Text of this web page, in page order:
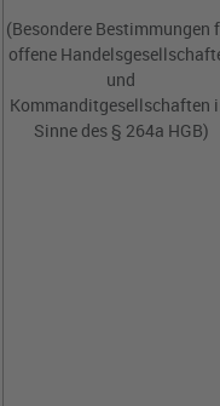
(Besondere Bestimmungen
offene
und
Kommanditgesellschaften
Sinne des § 264a HGB)